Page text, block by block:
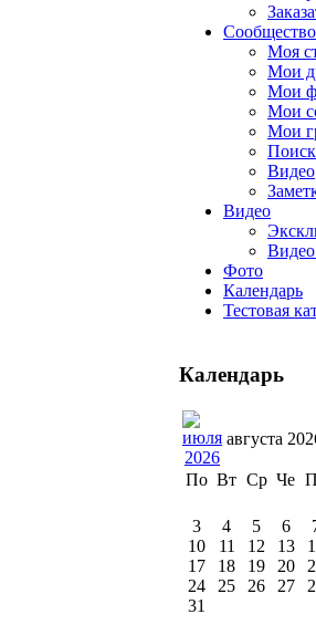
Сообщество
Моя
Мои
Мои
Мои
Мои
Поиск
Видео
Видео
Видео
Фото
Календарь
Тестовая
Календарь
августа
По Вт Ср Че
3
4 5 6
10
11 12 13
17
18 19 20
24
25 26 27
31